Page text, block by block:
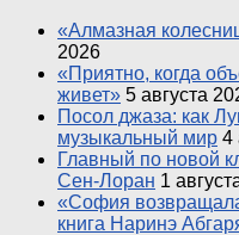
«Алмазная
2026
«Приятно, когда
живет» 5 августа
Посол джаза: как
музыкальный мир 4
Главный по новой
Сен-Лоран 1
«София
книга Наринэ